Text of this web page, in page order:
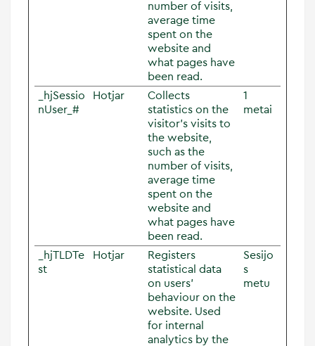
number of visits,
average time
spent on the
website and
what pages have
been read.
_hjSessio
nUser_#
Hotjar
Collects
statistics on the
visitor's visits to
the website,
such as the
number of visits,
average time
spent on the
website and
what pages have
been read.
1
metai
_hjTLDTe
st
Hotjar
Registers
statistical data
on users'
behaviour on the
website. Used
for internal
analytics by the
Sesijo
s
metu